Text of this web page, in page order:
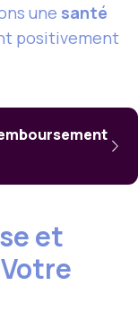
une santé
positivement
et